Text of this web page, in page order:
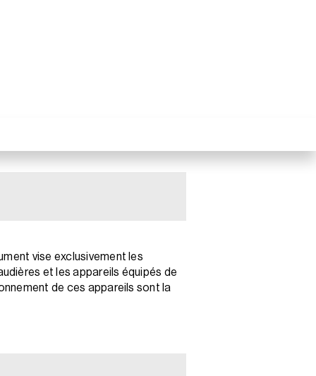
vise exclusivement les
et les appareils équipés de
de ces appareils sont la